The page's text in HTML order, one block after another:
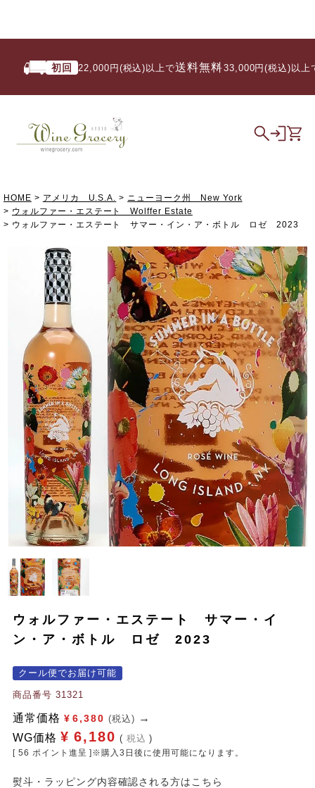
初回 22,000円(税込)以上で送料無料/ 33,000円(税込)以上で
HOME アメリカ U.S.A.
ニューヨーク州 New York
ウォルファー・エステート Wolffer Estate
ウォルファー・エステート サマー・イン・ア・ボトル ロゼ 2023
ウォルファー・エステート サマー・イ
ン・ア・ボトル ロゼ 2023
クール便でお届け可能
商品番号 31321
通常価格 ¥ 6,380 (税込)
WG価格 ¥ 6,180 税込
[ 56 ポイント進呈 ]※購入3日後に使用可能になります。
熨斗・ラッピング内容確認される方はこちら